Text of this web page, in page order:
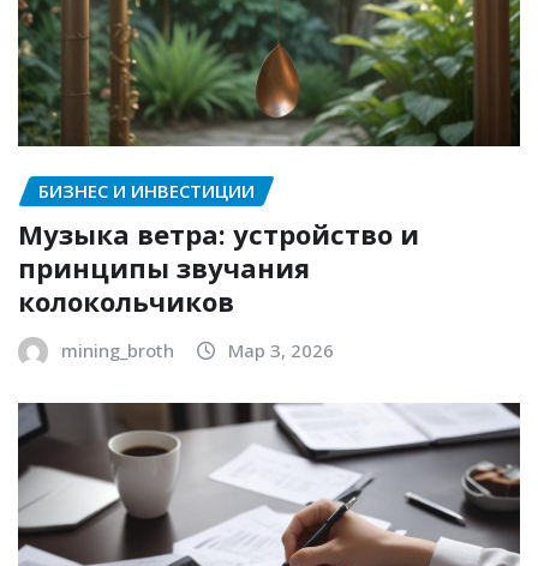
БИЗНЕС И ИНВЕСТИЦИИ
Музыка ветра: устройство и
принципы звучания
колокольчиков
mining_broth Мар 3, 2026